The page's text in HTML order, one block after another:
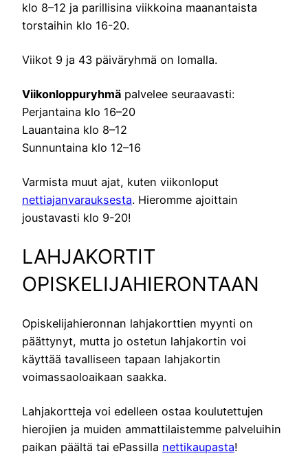
klo 8–12 ja parillisina viikkoina maanantaista
torstaihin klo 16-20.
Viikot 9 ja 43 päiväryhmä on lomalla.
Viikonloppuryhmä palvelee seuraavasti:
Perjantaina klo 16–20
Lauantaina klo 8–12
Sunnuntaina klo 12–16
Varmista muut ajat, kuten viikonloput
nettiajanvarauksesta. Hieromme ajoittain
joustavasti klo 9-20!
LAHJAKORTIT
OPISKELIJAHIERONTAAN
Opiskelijahieronnan lahjakorttien myynti on
päättynyt, mutta jo ostetun lahjakortin voi
käyttää tavalliseen tapaan lahjakortin
voimassaoloaikaan saakka.
Lahjakortteja voi edelleen ostaa koulutettujen
hierojien ja muiden ammattilaistemme palveluihin
paikan päältä tai ePassilla nettikaupasta!